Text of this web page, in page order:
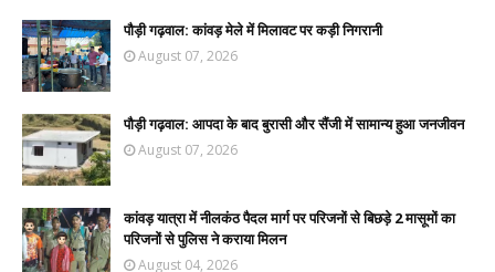
पौड़ी गढ़वाल: कांवड़ मेले में मिलावट पर कड़ी निगरानी
August 07, 2026
पौड़ी गढ़वाल: आपदा के बाद बुरासी और सैंजी में सामान्य हुआ जनजीवन
August 07, 2026
कांवड़ यात्रा में नीलकंठ पैदल मार्ग पर परिजनों से बिछड़े 2 मासूमों का
परिजनों से पुलिस ने कराया मिलन
August 04, 2026